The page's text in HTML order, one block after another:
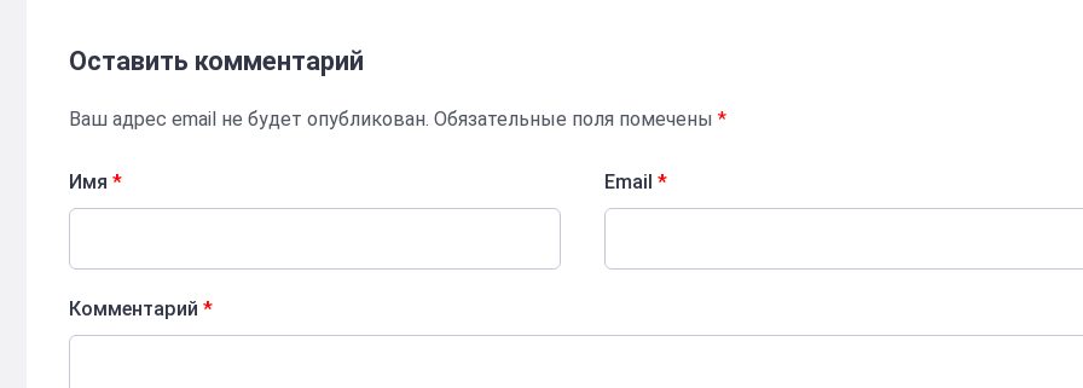
Оставить комментарий
Ваш адрес email не будет опубликован. Обязательные поля помечены *
Имя * Email*
Комментарий *